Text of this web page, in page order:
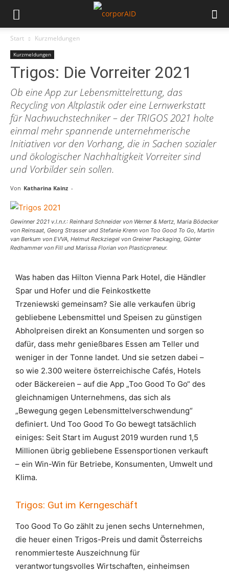
Start Kurzmeldungen
Kurzmeldungen
Trigos: Die Vorreiter 2021
Ob eine App zur Lebensmittelrettung, das
Recycling von Altplastik oder eine Lernwerkstatt
für Nachwuchstechniker – der TRIGOS 2021 holte
einmal mehr spannende unternehmerische
Initiativen vor den Vorhang, die in Sachen sozialer
und ökologischer Nachhaltigkeit Vorreiter sind
und Vorbilder sein sollen.
Von Katharina Kainz -
Gewinner 2021 v.l.n.r.: Reinhard Schneider von Werner & Mertz, Maria Bödecker
von Reinsaat, Georg Strasser und Stefanie Krenn von Too Good To Go, Martin
van Berkum von EVVA, Helmut Reckziegel von Greiner Packaging, Günter
Redhammer von Fill und Marissa Florian von Plasticpreneur.
Was haben das Hilton Vienna Park Hotel, die Händler
Spar und Hofer und die Feinkostkette
Trzeniewski gemeinsam? Sie alle verkaufen übrig
gebliebene Lebensmittel und Speisen zu günstigen
Abholpreisen direkt an Konsumenten und sorgen so
dafür, dass mehr genießbares Essen am Teller und
weniger in der Tonne landet. Und sie setzen dabei –
so wie 2.300 weitere österreichische Cafés, Hotels
oder Bäckereien – auf die App „Too Good To Go“ des
gleichnamigen Unternehmens, das sich als
„Bewegung gegen Lebensmittelverschwendung“
definiert. Und Too Good To Go bewegt tatsächlich
einiges: Seit Start im August 2019 wurden rund 1,5
Millionen übrig gebliebene Essensportionen verkauft
– ein Win-Win für Betriebe, Konsumenten, Umwelt und
Klima.
Trigos: Gut im Kerngeschäft
Too Good To Go zählt zu jenen sechs Unternehmen,
die heuer einen Trigos-Preis und damit Österreichs
renommierteste Auszeichnung für
verantwortungsvolles Wirtschaften, einheimsen